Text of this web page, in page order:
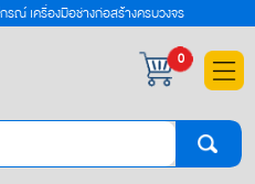
×
ณ์ เครื่องมือช่างก่อสร้างครบวงจร
0